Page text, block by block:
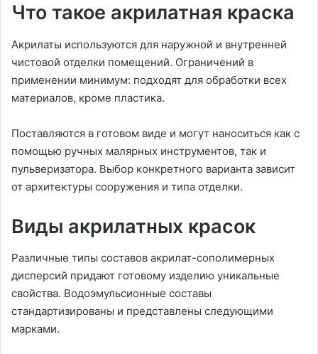
Что такое акрилатная краска
Акрилаты используются для наружной и внутренней
чистовой отделки помещений. Ограничений в
применении минимум: подходят для обработки всех
материалов, кроме пластика.
Поставляются в готовом виде и могут наноситься как с
помощью ручных малярных инструментов, так и
пульверизатора. Выбор конкретного варианта зависит
от архитектуры сооружения и типа отделки.
Виды акрилатных красок
Различные типы составов акрилат-сополимерных
дисперсий придают готовому изделию уникальные
свойства. Водоэмульсионные составы
стандартизированы и представлены следующими
марками.